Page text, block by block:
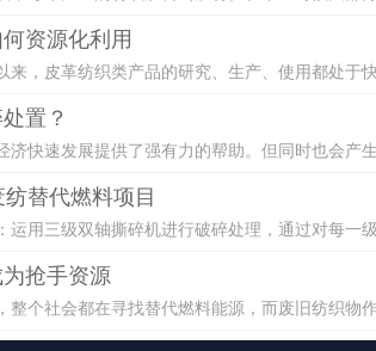
资源化利用
来，皮革纺织类产品的研究、生产、使用都处于
置？
济快速发展提供了强有力的帮助。但同时也会产
替代燃料项目
运用三级双轴撕碎机进行破碎处理，通过对每一
抢手资源
整个社会都在寻找替代燃料能源，而废旧纺织物